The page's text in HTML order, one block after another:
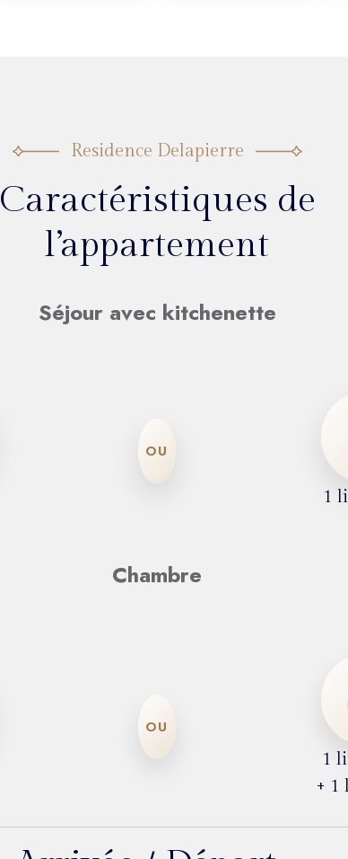
Residence Delapierre
Caractéristiques de
l’appartement
Séjour avec kitchenette
OU
1
Chambre
OU
1
+ 1